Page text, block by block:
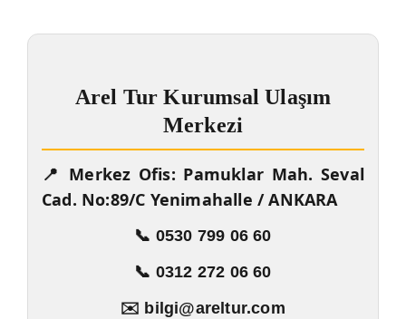
Arel Tur Kurumsal Ulaşım
Merkezi
📍 Merkez Ofis: Pamuklar Mah. Seval
Cad. No:89/C Yenimahalle / ANKARA
📞 0530 799 06 60
📞 0312 272 06 60
✉️ bilgi@areltur.com